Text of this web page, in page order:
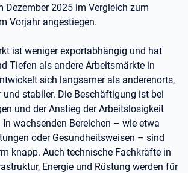
Dezember 2025 im Vergleich zum
Vorjahr angestiegen.
ist weniger exportabhängig und hat
Tiefen als andere Arbeitsmärkte in
sich langsamer als anderenorts,
und stabiler. Die Beschäftigung ist bei
und der Anstieg der Arbeitslosigkeit
wachsenden Bereichen – wie etwa
oder Gesundheitsweisen – sind
knapp. Auch technische Fachkräfte in
Energie und Rüstung werden für